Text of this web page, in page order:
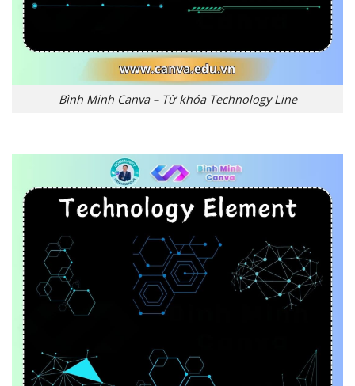
Bình Minh Canva – Từ khóa Technology Line